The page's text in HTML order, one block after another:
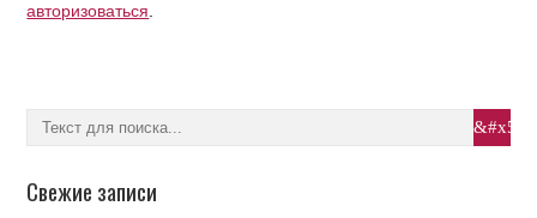
авторизоваться
Свежие записи